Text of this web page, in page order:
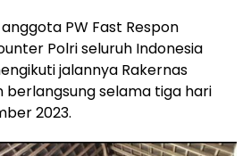
PW Fast Respon
Polri seluruh Indonesia
jalannya Rakernas
selama tiga hari
2023.